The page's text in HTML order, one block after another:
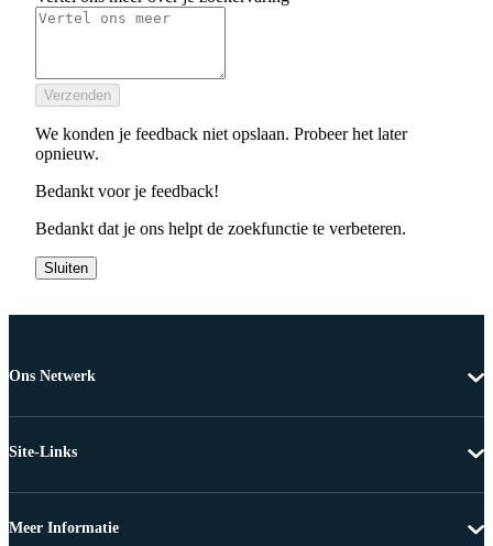
Verzenden
We konden je feedback niet opslaan. Probeer het later
opnieuw.
Bedankt voor je feedback!
Bedankt dat je ons helpt de zoekfunctie te verbeteren.
Sluiten
Ons Netwerk
Site-Links
Meer Informatie